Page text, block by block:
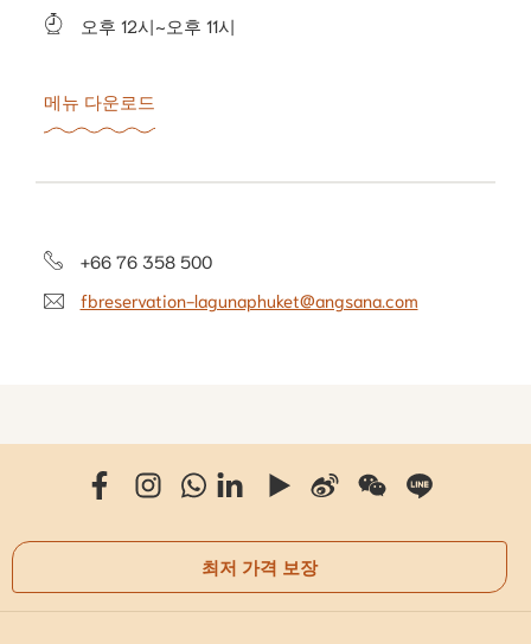
오후 12시~오후 11시
메뉴 다운로드
+66 76 358 500
fbreservation-lagunaphuket@angsana.com
최저 가격 보장